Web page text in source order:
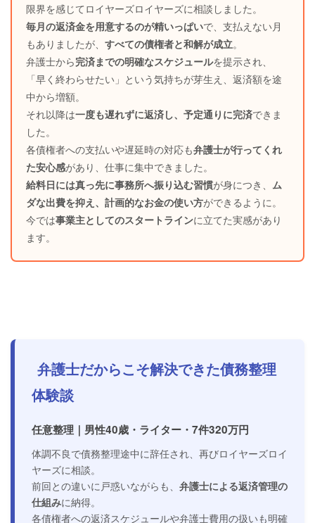
限界を感じてロイヤーズロイヤーズに相談しました。
毎月の返済金を用意するのが精いっぱいで、支払えない月
もありましたが、 すべての債権者と和解が成立。
弁護士から完済までの明確なスケジュールを提示され、
「早く終わらせたい」という気持ちが芽生え、返済額を途
中から増額。
それ以降は一度も遅れずに返済し、予定通りに完済できま
した。
各債権者への支払いや遅延時の対応も弁護士が行ってくれ
た安心感があり、仕事に集中できました。
給料日には真っ先に事務所へ振り込む習慣が身につき、 ム
ダな出費を抑え、計画的なお金の使い方ができるように。
今では事業主としてのスタートラインに立てた実感があり
ます。
弁護士だからこそ解決できた債務整理
体験談
任意整理｜男性40歳・ライター・7件320万円
体調不良で債務整理途中に辞任され、再びロイヤーズロイ
ヤーズに相談。
前回との違いに戸惑いながらも、 弁護士による返済管理の
仕組みに納得。
各債権者への返済スケジュールや弁護士費用の扱いも明確